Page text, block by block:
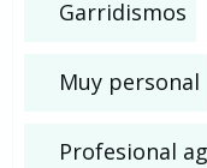
Garridismos
Muy personal
Profesional